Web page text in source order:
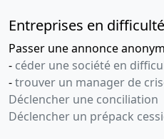
Entreprises en difficulté
Passer une annonce
- céder une société en
-trouver un manager de
Déclencher une conciliation
Déclencher un prépack